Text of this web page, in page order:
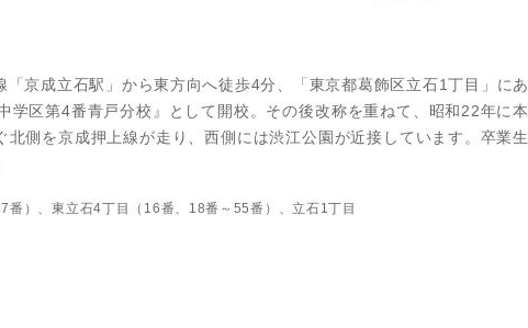
「京成立石駅」から東方向へ徒歩4分、「東京都葛飾区立石1丁目」にあ
学区第4番青戸分校』として開校。その後改称を重ねて、昭和22年に本
北側を京成押上線が走り、西側には渋江公園が近接しています。卒業生
）、東立石4丁目（16番、18番～55番）、立石1丁目